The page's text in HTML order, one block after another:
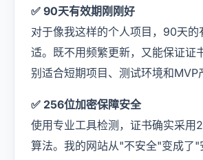
✅ 90天有效期刚刚好
对于像我这样的个人项目，90天的
适。既不用频繁更新，又能保证证
别适合短期项目、测试环境和MVP
✅ 256位加密保障安全
使用专业工具检测，证书确实采用
算法。我的网站从"不安全"变成了"